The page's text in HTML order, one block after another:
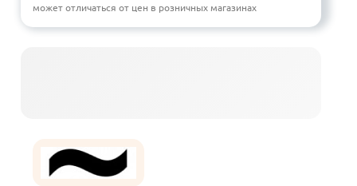
может отличаться от цен в розничных магазинах